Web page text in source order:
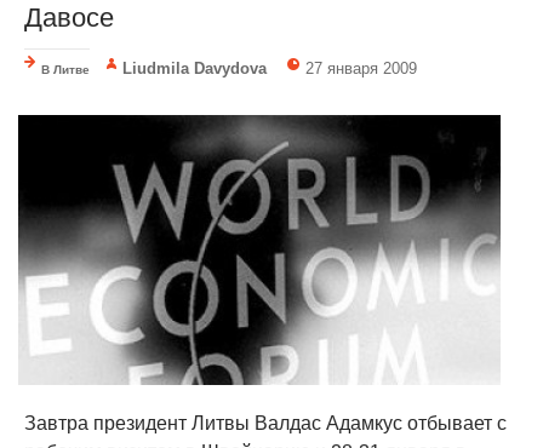
Давосе
В Литве Liudmila Davydova 27 января 2009
Завтра президент Литвы Валдас Адамкус отбывает с